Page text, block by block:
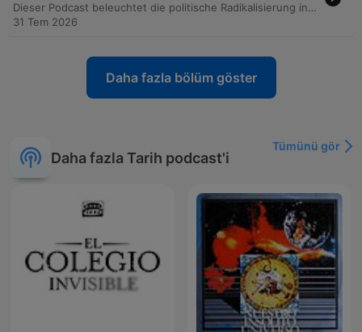
Dieser Podcast beleuchtet die politische Radikalisierung in Magdeburg während der Weimarer Republik und den Aufstieg der NSDAP. Er thematisiert die Entstehung des Reichsbanners Schwarz-Rot-Gold als demokratischer Schutzbund sowie die zunehmende Gewalt zwischen paramilitärischen Verbänden nach dem Hitlerputsch. Zudem wird das tragische Schicksal von Ernst Wille geschildert, einem engagierten Sozialdemokraten, der trotz seines Einsatzes für die Demokratie durch Denunziation und Verhaftung im Konzentrationslager starb. Die Episode reflektiert über die tiefe Verunsicherung der Gesellschaft und die Frage, wie weit eine Demokratie gehen darf, um sich gegen ihre Feinde zu verteidigen.
31 Tem 2026
Daha fazla bölüm göster
Daha fazla Tarih podcast'i
Tümünü gör